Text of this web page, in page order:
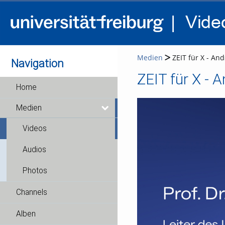
Navigation
Home
Medien
Videos
Audios
Photos
Channels
Alben
Medien ZEIT für X -
ZEIT für X -